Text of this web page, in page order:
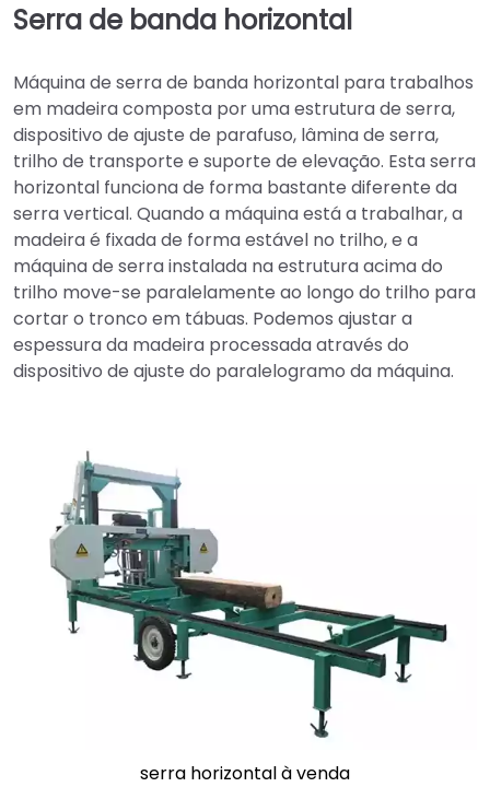
Serra de banda horizontal
Máquina de serra de banda horizontal para trabalhos
em madeira composta por uma estrutura de serra,
dispositivo de ajuste de parafuso, lâmina de serra,
trilho de transporte e suporte de elevação. Esta serra
horizontal funciona de forma bastante diferente da
serra vertical. Quando a máquina está a trabalhar, a
madeira é fixada de forma estável no trilho, e a
máquina de serra instalada na estrutura acima do
trilho move-se paralelamente ao longo do trilho para
cortar o tronco em tábuas. Podemos ajustar a
espessura da madeira processada através do
dispositivo de ajuste do paralelogramo da máquina.
serra horizontal à venda